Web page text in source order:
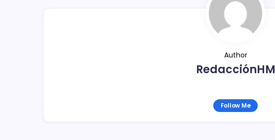
Author
RedacciónHM
Follow Me